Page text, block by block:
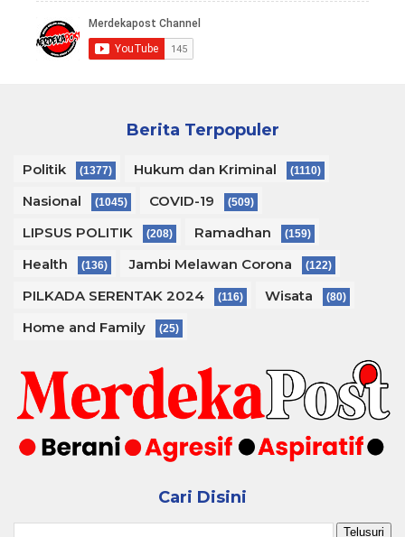
Berita Terpopuler
Politik (1377) Hukum dan Kriminal (1110)
Nasional (1045) COVID-19 (509)
LIPSUS POLITIK (208) Ramadhan (159)
Health (136) Jambi Melawan Corona (122)
PILKADA SERENTAK 2024 (116) Wisata (80)
Home and Family (25)
Cari Disini